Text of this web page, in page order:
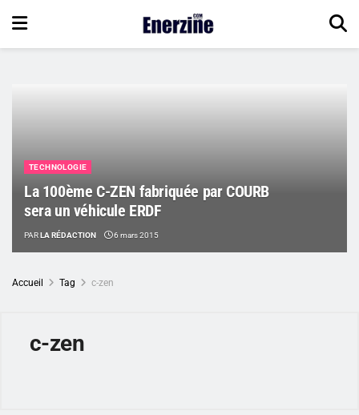
TECHNOLOGIE
La 100ème C-ZEN fabriquée par COURB
sera un véhicule ERDF
PARLA RÉDACTION 6 mars 2015
Accueil Tag c-zen
c-zen